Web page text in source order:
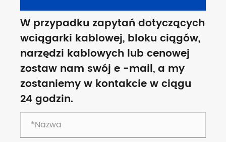
W przypadku zapytań dotyczących
wciągarki kablowej, bloku ciągów,
narzędzi kablowych lub cenowej
zostaw nam swój e -mail, a my
zostaniemy w kontakcie w ciągu
24 godzin.